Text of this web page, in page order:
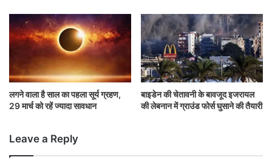
लगने वाला है साल का पहला सूर्य ग्रहण,
29 मार्च को रहें ज्यादा सावधान
बाइडेन की चेतावनी के बावजूद इजरायल
की लेबनान में ग्राउंड फोर्स घुसाने की तैयारी
Leave a Reply